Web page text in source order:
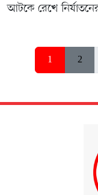
আটকে রেখে
1 2